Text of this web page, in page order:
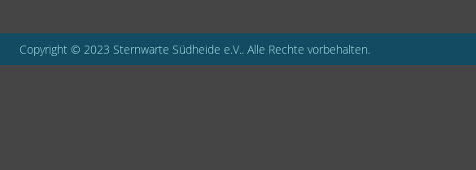
Copyright © 2023 Sternwarte Südheide e.V.. Alle Rechte vorbehalten.